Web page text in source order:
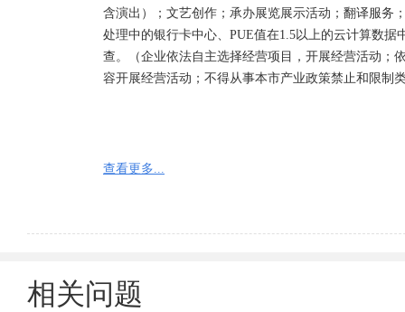
含演出）；文艺创作；承办展览展示活动；翻译服务
处理中的银行卡中心、PUE值在1.5以上的云计算数
查。（企业依法自主选择经营项目，开展经营活动；
容开展经营活动；不得从事本市产业政策禁止和限制
查看更多...
相关问题